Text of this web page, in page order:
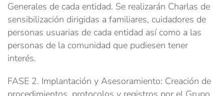
Generales de cada entidad. Se realizarán Charlas de
sensibilización dirigidas a familiares, cuidadores de
personas usuarias de cada entidad así como a las
personas de la comunidad que pudiesen tener
interés.
FASE 2. Implantación y Asesoramiento: Creación de